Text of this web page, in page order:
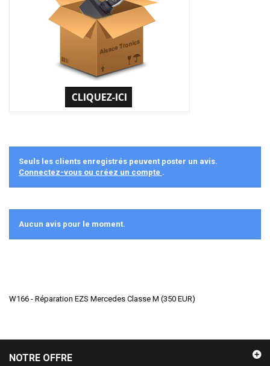
Seuls les clients enregistrés peuvent poster un avis.
Connectez-vous ou créez un compte .
Aucun avis pour le moment.
W166 - Réparation EZS Mercedes Classe M (350 EUR)
NOTRE OFFRE